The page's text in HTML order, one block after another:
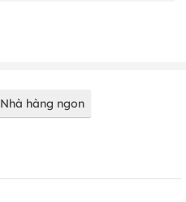
Nhà hàng ngon